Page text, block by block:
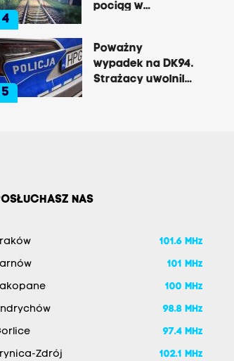
4
pociąg w
trasie do Krakowa
5
Poważny
wypadek na DK94.
Strażacy uwolnili
NAS
101.6 MHz
101 MHz
100 MHz
98.8 MHz
97.4 MHz
Zdrój 102.1 MHz